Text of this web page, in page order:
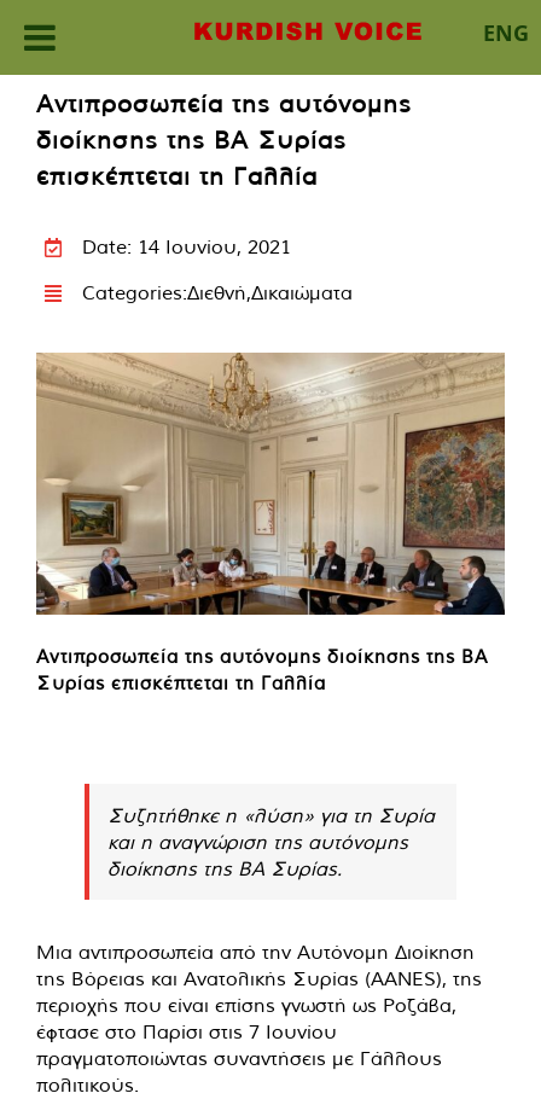
ENG
content
Αντιπροσωπεία της αυτόνομης
διοίκησης της ΒΑ Συρίας
επισκέπτεται τη Γαλλία
Date: 14 Ιουνίου, 2021
Categories:Διεθνή,Δικαιώματα
Αντιπροσωπεία της αυτόνομης διοίκησης της ΒΑ
Συρίας επισκέπτεται τη Γαλλία
Συζητήθηκε η «λύση» για τη Συρία
και η αναγνώριση της αυτόνομης
διοίκησης της ΒΑ Συρίας.
Μια αντιπροσωπεία από την Αυτόνομη Διοίκηση
της Βόρειας και Ανατολικής Συρίας (AANES), της
περιοχής που είναι επίσης γνωστή ως Ροζάβα,
έφτασε στο Παρίσι στις 7 Ιουνίου
πραγματοποιώντας συναντήσεις με Γάλλους
πολιτικούς.